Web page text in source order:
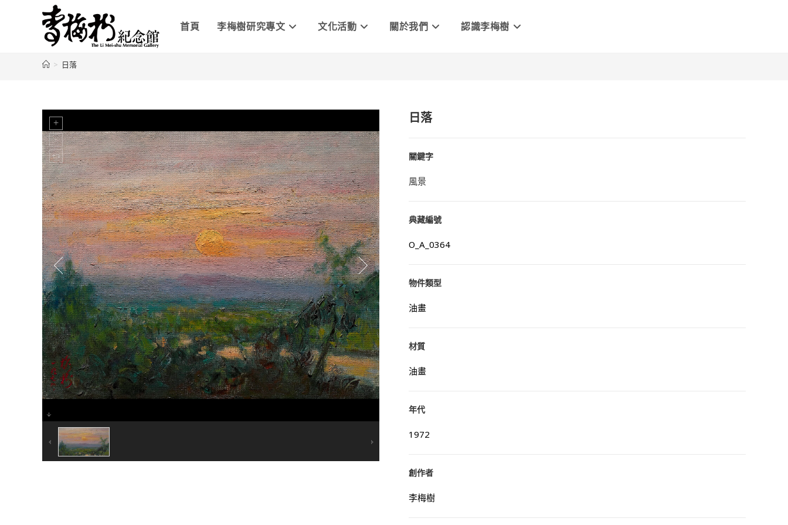
首頁 李梅樹研究專文 文化活動 關於我們 認識李梅樹
> 日落
日落
關鍵字
風景
典藏編號
O_A_0364
物件類型
油畫
材質
油畫
年代
1972
創作者
李梅樹